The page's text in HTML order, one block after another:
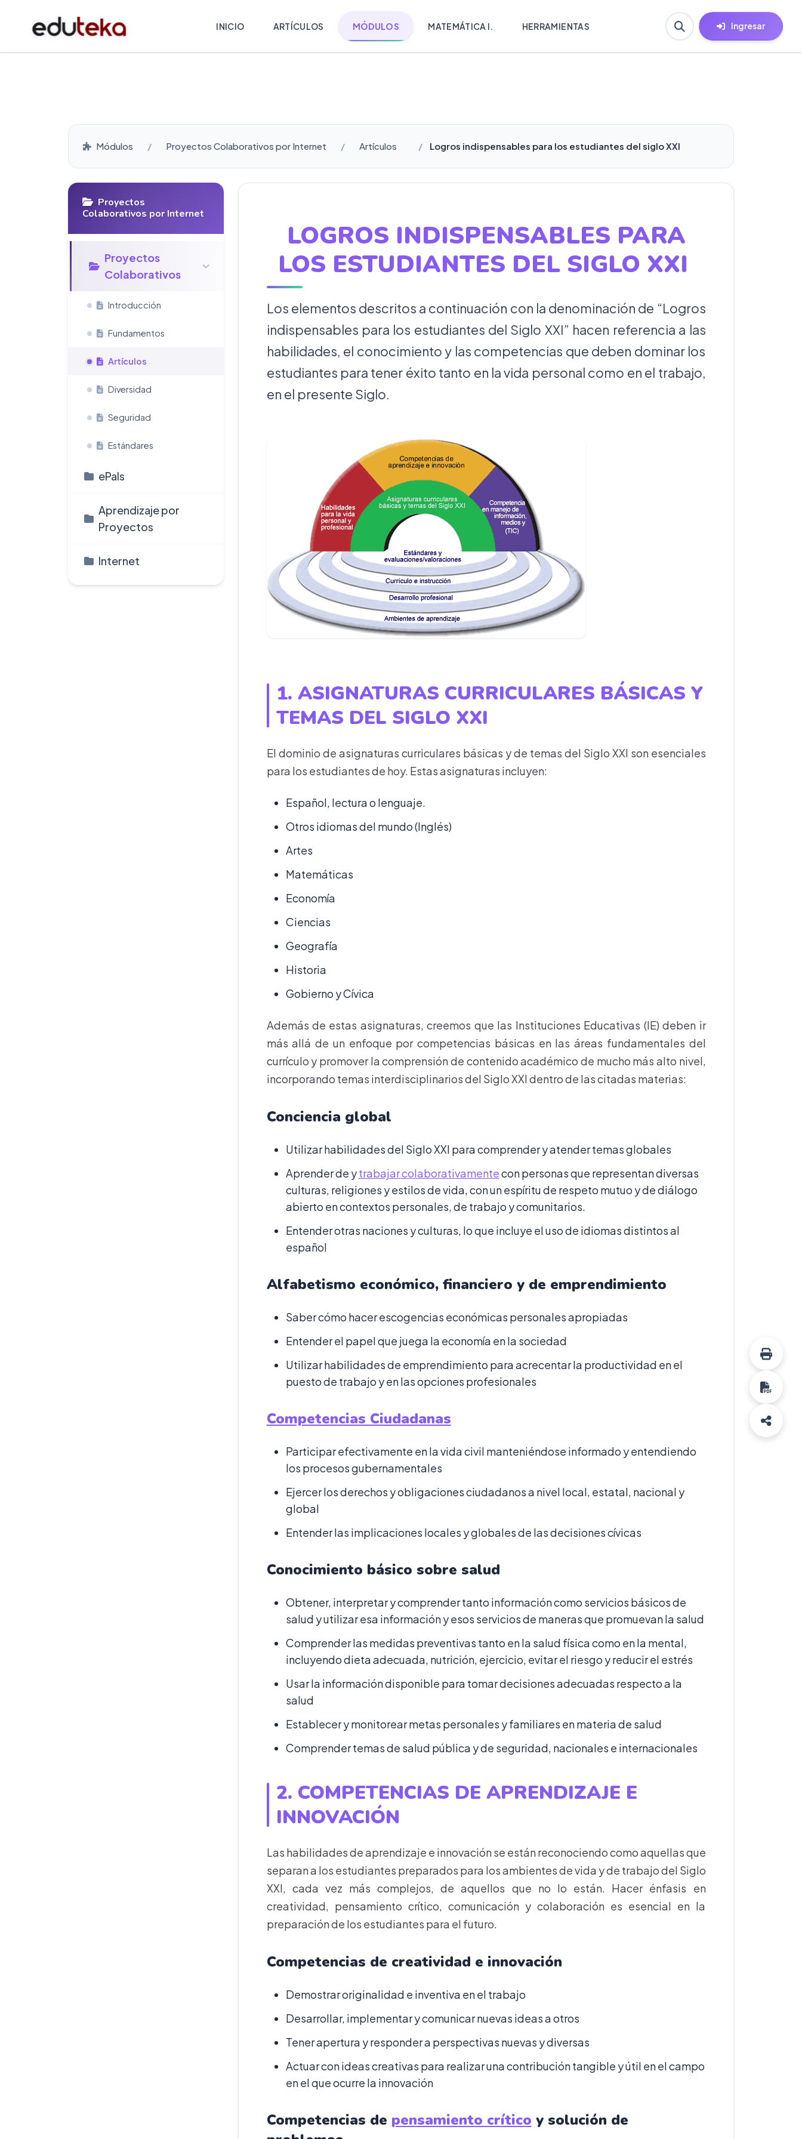
INICIO ARTÍCULOS MÓDULOS MATEMÁTICA I. HERRAMIENTAS Ingresar
Módulos Proyectos Colaborativos por Internet Artículos Logros indispensables para los estudiantes del siglo XXI
Proyectos
Colaborativos por Internet
Proyectos
Colaborativos
Introducción
Fundamentos
Artículos
Diversidad
Seguridad
Estándares
ePals
Aprendizaje por
Proyectos
Internet
LOGROS INDISPENSABLES PARA
LOS ESTUDIANTES DEL SIGLO XXI
Los elementos descritos a continuación con la denominación de “Logros
indispensables para los estudiantes del Siglo XXI” hacen referencia a las
habilidades, el conocimiento y las competencias que deben dominar los
estudiantes para tener éxito tanto en la vida personal como en el trabajo,
en el presente Siglo.
1. ASIGNATURAS CURRICULARES BÁSICAS Y
TEMAS DEL SIGLO XXI
El dominio de asignaturas curriculares básicas y de temas del Siglo XXI son esenciales
para los estudiantes de hoy. Estas asignaturas incluyen:
Español, lectura o lenguaje.
Otros idiomas del mundo (Inglés)
Artes
Matemáticas
Economía
Ciencias
Geografía
Historia
Gobierno y Cívica
Además de estas asignaturas, creemos que las Instituciones Educativas (IE) deben ir
más allá de un enfoque por competencias básicas en las áreas fundamentales del
currículo y promover la comprensión de contenido académico de mucho más alto nivel,
incorporando temas interdisciplinarios del Siglo XXI dentro de las citadas materias:
Conciencia global
Utilizar habilidades del Siglo XXI para comprender y atender temas globales
Aprender de ytrabajar colaborativamentecon personas que representan diversas
culturas, religiones y estilos de vida, con un espíritu de respeto mutuo y de diálogo
abierto en contextos personales, de trabajo y comunitarios.
Entender otras naciones y culturas, lo que incluye el uso de idiomas distintos al
español
Alfabetismo económico, financiero y de emprendimiento
Saber cómo hacer escogencias económicas personales apropiadas
Entender el papel que juega la economía en la sociedad
Utilizar habilidades de emprendimiento para acrecentar la productividad en el
puesto de trabajo y en las opciones profesionales
Competencias Ciudadanas
Participar efectivamente en la vida civil manteniéndose informado y entendiendo
los procesos gubernamentales
Ejercer los derechos y obligaciones ciudadanos a nivel local, estatal, nacional y
global
Entender las implicaciones locales y globales de las decisiones cívicas
Conocimiento básico sobre salud
Obtener, interpretar y comprender tanto información como servicios básicos de
salud y utilizar esa información y esos servicios de maneras que promuevan la salud
Comprender las medidas preventivas tanto en la salud física como en la mental,
incluyendo dieta adecuada, nutrición, ejercicio, evitar el riesgo y reducir el estrés
Usar la información disponible para tomar decisiones adecuadas respecto a la
salud
Establecer y monitorear metas personales y familiares en materia de salud
Comprender temas de salud pública y de seguridad, nacionales e internacionales
2. COMPETENCIAS DE APRENDIZAJE E
INNOVACIÓN
Las habilidades de aprendizaje e innovación se están reconociendo como aquellas que
separan a los estudiantes preparados para los ambientes de vida y de trabajo del Siglo
XXI, cada vez más complejos, de aquellos que no lo están. Hacer énfasis en
creatividad, pensamiento crítico, comunicación y colaboración es esencial en la
preparación de los estudiantes para el futuro.
Competencias de creatividad e innovación
Demostrar originalidad e inventiva en el trabajo
Desarrollar, implementar y comunicar nuevas ideas a otros
Tener apertura y responder a perspectivas nuevas y diversas
Actuar con ideas creativas para realizar una contribución tangible y útil en el campo
en el que ocurre la innovación
Competencias de pensamiento crítico y solución de